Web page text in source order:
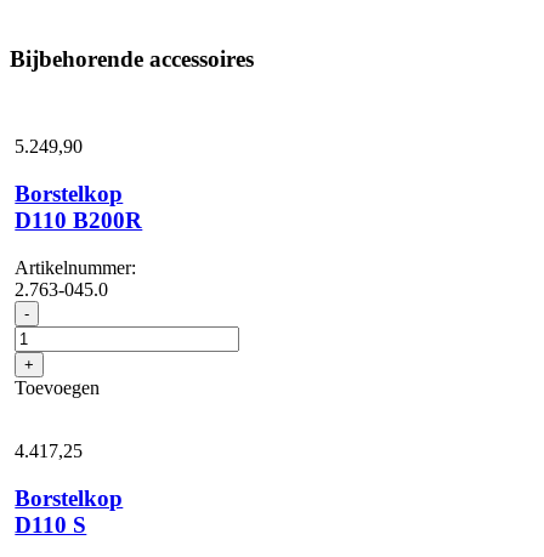
Bijbehorende accessoires
5.249,90
Borstelkop
D110 B200R
Artikelnummer:
2.763-045.0
- Borstelkop
D110
B200R
aantal
+
Toevoegen
4.417,25
Borstelkop
D110 S